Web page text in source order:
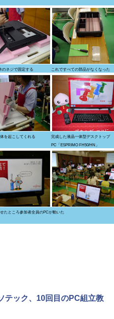
のネジで固定する これですべての部品がなくなった
を起こしてくれる
完成した液晶一体型デスクトップ
PC「ESPRIMO FH50/HN」
たところ参加者全員のPCが動いた
テック、10回目のPC組立教